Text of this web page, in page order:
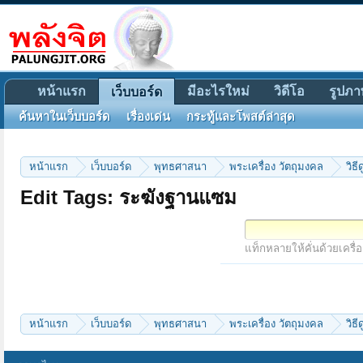
หน้าแรก เว็บบอร์ด พุทธศาสนา พระเครื่อง วัตถุมงคล วิธี
Edit Tags: ระฆังฐานแซม
แท็กหลายให้คั่นด้วยเครื่
หน้าแรก เว็บบอร์ด พุทธศาสนา พระเครื่อง วัตถุมงคล วิธี
หน้าแรก เว็บบอร์ด
ค้นหาในเว็บบอร์ด เรื่องเด่น กระทู้และโพสต์ล่าสุด
มีอะไรใหม่ วิดีโอ รูปภ